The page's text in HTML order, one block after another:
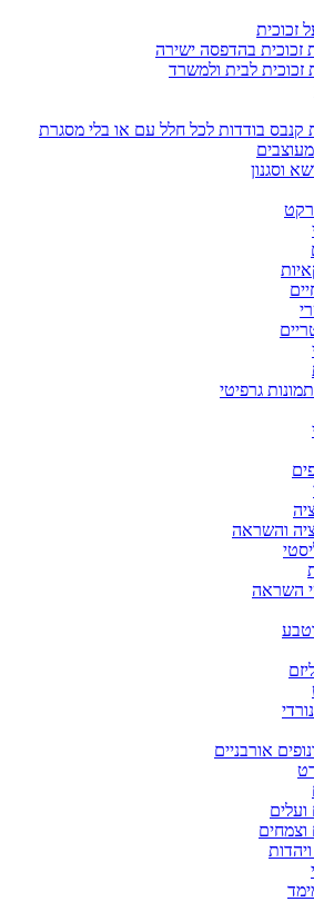
זכוכית
זכוכית בהדפסה ישירה
זכוכית לבית ולמשרד
קנבס בודדות לכל חלל עם או בלי מסגרת
וסגנון
גרפיטי
והשראה
השראה
אורבניים
וצמחים